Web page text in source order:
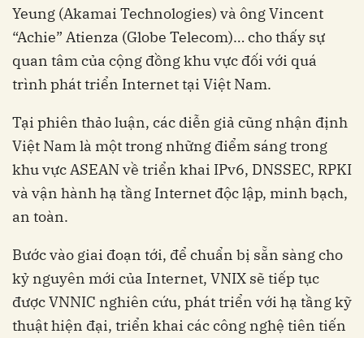
Yeung (Akamai Technologies) và ông Vincent
“Achie” Atienza (Globe Telecom)… cho thấy sự
quan tâm của cộng đồng khu vực đối với quá
trình phát triển Internet tại Việt Nam.
Tại phiên thảo luận, các diễn giả cũng nhận định
Việt Nam là một trong những điểm sáng trong
khu vực ASEAN về triển khai IPv6, DNSSEC, RPKI
và vận hành hạ tầng Internet độc lập, minh bạch,
an toàn.
Bước vào giai đoạn tới, để chuẩn bị sẵn sàng cho
kỷ nguyên mới của Internet, VNIX sẽ tiếp tục
được VNNIC nghiên cứu, phát triển với hạ tầng kỹ
thuật hiện đại, triển khai các công nghệ tiên tiến